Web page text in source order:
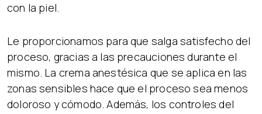
con la piel.
Le proporcionamos para que salga satisfecho del
proceso, gracias a las precauciones durante el
mismo. La crema anestésica que se aplica en las
zonas sensibles hace que el proceso sea menos
doloroso y cómodo. Además, los controles del